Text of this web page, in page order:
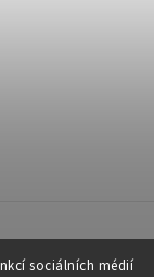
sociálních médií